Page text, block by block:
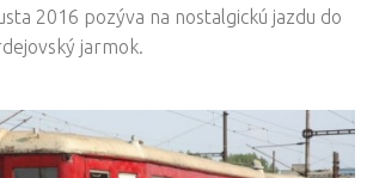
2016 pozýva na nostalgickú jazdu do
jarmok.